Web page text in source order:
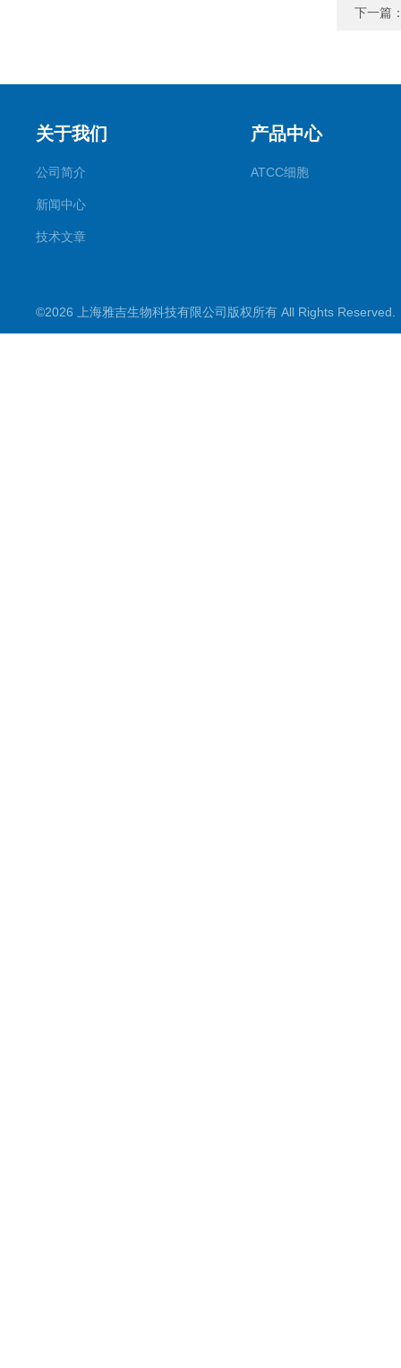
下一篇
关于我们
公司简介
新闻中心
技术文章
产品中心
ATCC细胞
©2026 上海雅吉生物科技有限公司版权所有 All Rights